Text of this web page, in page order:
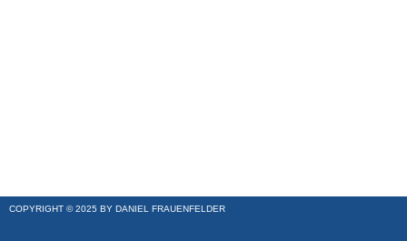
COPYRIGHT © 2025 BY DANIEL FRAUENFELDER